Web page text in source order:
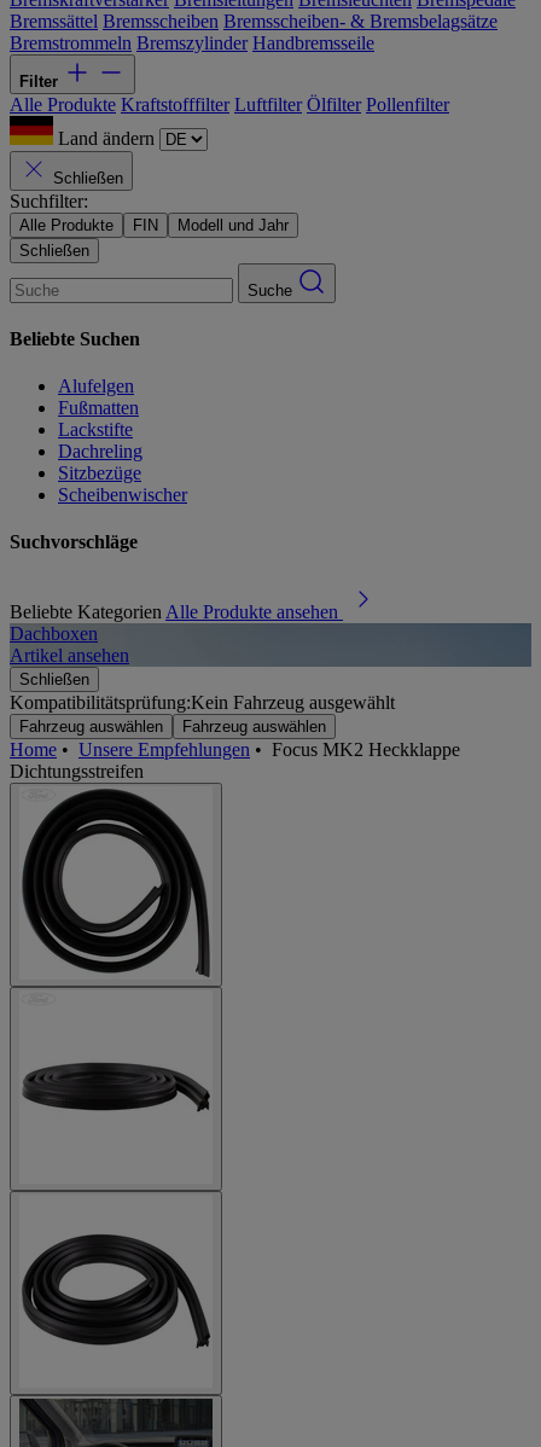
Bremssättel Bremsscheiben Bremsscheiben- & Bremsbelagsätze
Bremstrommeln Bremszylinder Handbremsseile
Filter
Alle Produkte Kraftstofffilter Luftfilter Ölfilter Pollenfilter
Land ändern
Schließen
Suchfilter:
Alle Produkte FIN
Modell und Jahr
Schließen
Suche
Beliebte Suchen
Alufelgen
Fußmatten
Lackstifte
Dachreling
Sitzbezüge
Scheibenwischer
Suchvorschläge
Beliebte Kategorien Alle Produkte ansehen
Dachboxen
Artikel ansehen
Schließen
Kompatibilitätsprüfung:Kein Fahrzeug ausgewählt
Fahrzeug auswählen Fahrzeug auswählen
Home • Unsere Empfehlungen • Focus MK2 Heckklappe
Dichtungsstreifen